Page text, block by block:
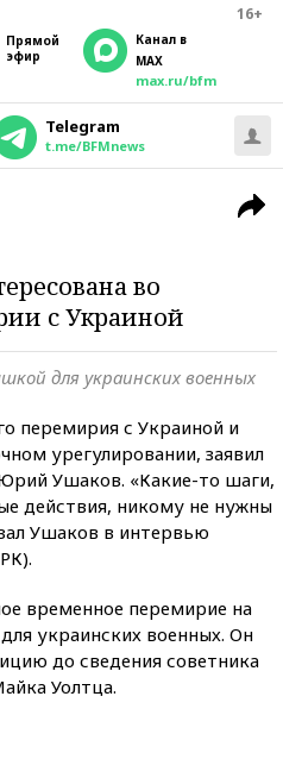
16+
прямой
эфир
Канал в
MAX
max.ru/bfm
Telegram
t.me/BFMnews
во
с Украиной
для украинских военных
перемирия с Украиной и
урегулировании, заявил
Ушаков. «Какие-то шаги,
действия, никому не нужны
Ушаков в интервью
временное перемирие на
украинских военных. Он
до сведения советника
Уолтца.